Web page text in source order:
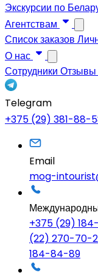
Экскурсии по
Агентствам
Список заказов
О нас
Сотрудники Отзывы
Telegram
+375 (29) 381-88-
Email
mog-
+375 (29)
(22) 270-70-
184-84-89